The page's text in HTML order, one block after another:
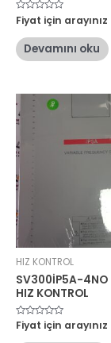
5
üzerinden
oy
aldı
Fiyat için arayınız
Devamını oku
HIZ KONTROL
SV300İP5A-4NO
HIZ KONTROL
5
üzerinden
Fiyat için arayınız